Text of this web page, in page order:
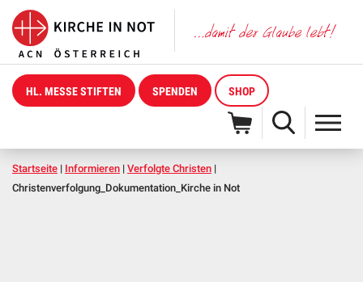
HL. MESSE STIFTEN SPENDEN SHOP
Startseite | Informieren | Verfolgte Christen |
Christenverfolgung_Dokumentation_Kirche in Not